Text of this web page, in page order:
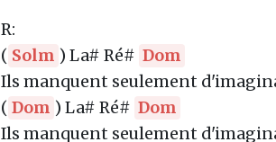
R:
( Solm ) La# Ré# Dom
Ils manquent seulement
( Dom ) La# Ré# Dom
Ils manquent seulement